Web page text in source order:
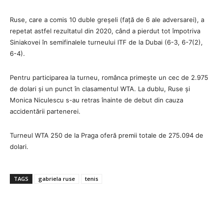
Ruse, care a comis 10 duble greșeli (față de 6 ale adversarei), a
repetat astfel rezultatul din 2020, când a pierdut tot împotriva
Siniakovei în semifinalele turneului ITF de la Dubai (6-3, 6-7(2),
6-4).
Pentru participarea la turneu, românca primește un cec de 2.975
de dolari și un punct în clasamentul WTA. La dublu, Ruse și
Monica Niculescu s-au retras înainte de debut din cauza
accidentării partenerei.
Turneul WTA 250 de la Praga oferă premii totale de 275.094 de
dolari.
TAGS gabriela ruse tenis